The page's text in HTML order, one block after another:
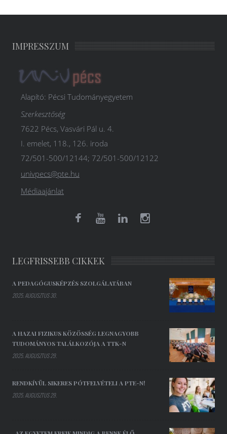
IMPRESSZUM
Alapító: Pécsi Tudományegyetem
Szerkesztőség
7622 Pécs, Vasvári Pál u. 4.
I. emelet, 118., 126. iroda
72/501-500/12144; 72/501-500/12122
univpecs@pte.hu
Médiaajánlat
LEGFRISSEBB CIKKEK
A PEDAGÓGUSKÉPZÉS SZOLGÁLATÁBAN
2025. AUGUSZTUS 30.
A HAZAI FIZIKUS KÖZÖSSÉG LEGNAGYOBB
TUDOMÁNYOS TALÁLKOZÓJA A TTK-N
2025. AUGUSZTUS 29.
RENDKÍVÜL SIKERES PÓTFELVÉTELI A PTE-N!
2025. AUGUSZTUS 29.